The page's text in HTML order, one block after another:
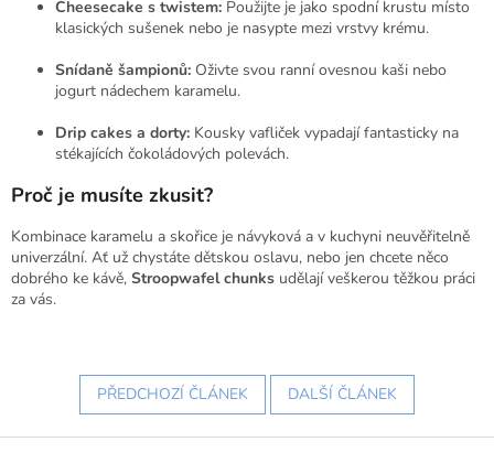
Cheesecake s twistem: Použijte je jako spodní krustu místo
klasických sušenek nebo je nasypte mezi vrstvy krému.
Snídaně šampionů: Oživte svou ranní ovesnou kaši nebo
jogurt nádechem karamelu.
Drip cakes a dorty: Kousky vafliček vypadají fantasticky na
stékajících čokoládových polevách.
Proč je musíte zkusit?
Kombinace karamelu a skořice je návyková a v kuchyni neuvěřitelně
univerzální. Ať už chystáte dětskou oslavu, nebo jen chcete něco
dobrého ke kávě, Stroopwafel chunks udělají veškerou těžkou práci
za vás.
PŘEDCHOZÍ ČLÁNEK DALŠÍ ČLÁNEK
Z